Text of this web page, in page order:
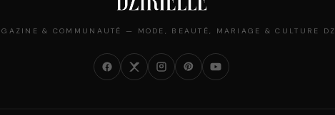
& COMMUNAUTÉ — MODE, BEAUTÉ, MARIAGE & CULTURE DZ